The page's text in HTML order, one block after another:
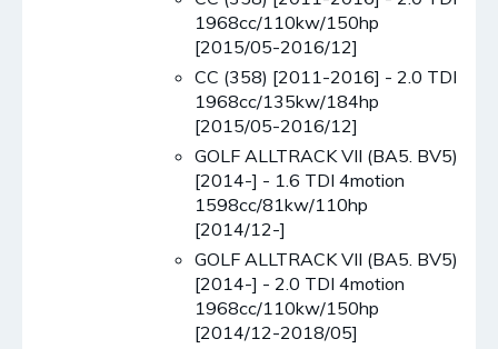
1968cc/110kw/150hp
[2015/05-2016/12]
CC (358) [2011-2016] - 2.0 TDI
1968cc/135kw/184hp
[2015/05-2016/12]
GOLF ALLTRACK VII (BA5. BV5)
[2014-] - 1.6 TDI 4motion
1598cc/81kw/110hp
[2014/12-]
GOLF ALLTRACK VII (BA5. BV5)
[2014-] - 2.0 TDI 4motion
1968cc/110kw/150hp
[2014/12-2018/05]